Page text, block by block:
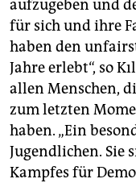
aufzugeben und
für sich und ihre
haben den
Jahre erlebt“, so
allen Menschen,
zum letzten
haben. „Ein
Jugendlichen. Sie
Kampfes für